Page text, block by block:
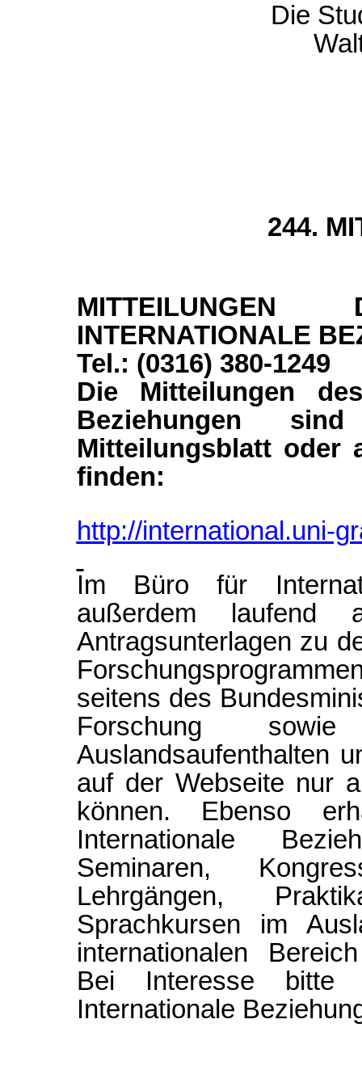
Die
244.
INTERNATIONALE
Tel.: (0316) 380-1249
Die Mitteilungen
Beziehungen
Mitteilungsblatt oder
finden:
http://international.uni-
Im Büro für
außerdem laufend
Antragsunterlagen zu
seitens des
Forschung
Auslandsaufenthalten
auf der Webseite nur
können. Ebenso
Internationale
Seminaren,
Lehrgängen,
Sprachkursen im
internationalen
Bei Interesse
Internationale